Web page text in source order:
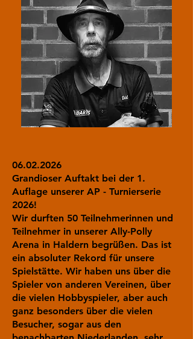
06.02.2026
Grandioser Auftakt bei der 1.
Auflage unserer AP - Turnierserie
2026!
Wir durften 50 Teilnehmerinnen und
Teilnehmer in unserer Ally-Polly
Arena in Haldern begrüßen. Das ist
ein absoluter Rekord für unsere
Spielstätte. Wir haben uns über die
Spieler von anderen Vereinen, über
die vielen Hobbyspieler, aber auch
ganz besonders über die vielen
Besucher, sogar aus den